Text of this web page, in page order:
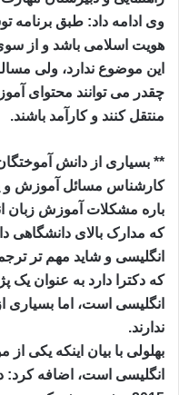
وی ادامه داد: طبق برنامه
هویت اسلامی باشد و از
این موضوع ندارد، ولی
چقدر می توانند محتوای
منتقل کنند و کارآمد باشند.
** بسیاری از دانش
کارشناس مسائل آموزش و
باره مشکلات آموزش زبان
که مدارک بالای دانشگاهی
انگلیسی و شاید مهم تر
که دکترا دارد به عنوان
انگلیسی است، اما بسیاری
ندارند.
بهلولی با بیان اینکه یکی
انگلیسی است، اضافه